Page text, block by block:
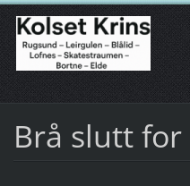
Brå slutt for